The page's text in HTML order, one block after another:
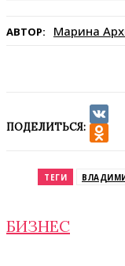
АВТОР: Марина
ПОДЕЛИТЬСЯ:
VK
ТЕГИ
БИЗНЕС